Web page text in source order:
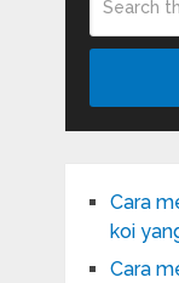
Cara
koi
Cara